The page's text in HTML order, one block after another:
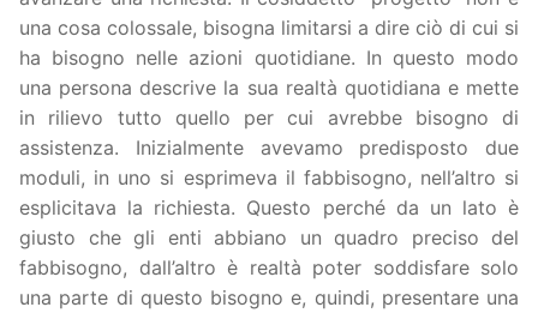
una cosa colossale, bisogna limitarsi a dire ciò di cui si
ha bisogno nelle azioni quotidiane. In questo modo
una persona descrive la sua realtà quotidiana e mette
in rilievo tutto quello per cui avrebbe bisogno di
assistenza. Inizialmente avevamo predisposto due
moduli, in uno si esprimeva il fabbisogno, nell’altro si
esplicitava la richiesta. Questo perché da un lato è
giusto che gli enti abbiano un quadro preciso del
fabbisogno, dall’altro è realtà poter soddisfare solo
una parte di questo bisogno e, quindi, presentare una